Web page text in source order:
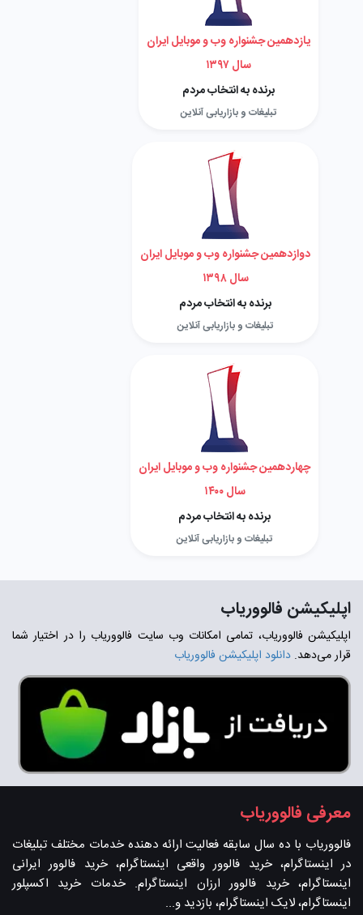
یازدهمین جشنواره وب و موبایل ایران
سال ۱۳۹۷
برنده به انتخاب مردم
تبلیغات و بازاریابی آنلاین
دوازدهمین جشنواره وب و موبایل ایران
سال ۱۳۹۸
برنده به انتخاب مردم
تبلیغات و بازاریابی آنلاین
چهاردهمین جشنواره وب و موبایل ایران
سال ۱۴۰۰
برنده به انتخاب مردم
تبلیغات و بازاریابی آنلاین
اپلیکیشن فالووریاب
اپلیکیشن فالووریاب، تمامی امکانات وب سایت فالووریاب را در اختیار شما
قرار می‌دهد. دانلود اپلیکیشن فالووریاب
معرفی فالووریاب
فالووریاب با ده سال سابقه فعالیت ارائه دهنده خدمات مختلف تبلیغات
در اینستاگرام، خرید فالوور واقعی اینستاگرام، خرید فالوور ایرانی
اینستاگرام، خرید فالوور ارزان اینستاگرام. خدمات خرید اکسپلور
اینستاگرام، لایک اینستاگرام، بازدید و...